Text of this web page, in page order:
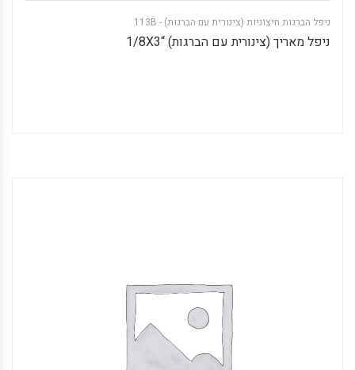
ניפל הברגות חיצוניות (צינורית עם הברגות) - 113B
ניפל מאריך (צינורית עם הברגות) “1/8X3